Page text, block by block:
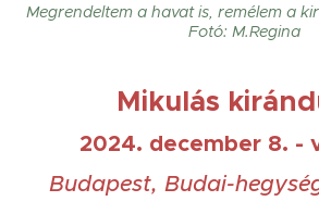
Megrendeltem a havat is, remélem a
Fotó: M.Regina
Mikulás
2024. december 8. -
Budapest, Budai-